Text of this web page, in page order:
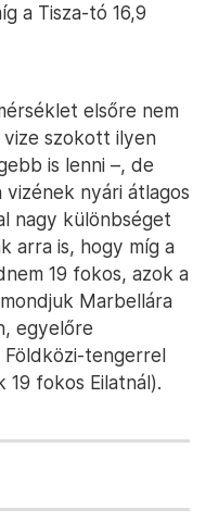
a Tisza-tó 16,9
elsőre nem
szokott ilyen
is lenni –, de
nyári átlagos
nagy különbséget
arra is, hogy míg a
19 fokos, azok a
Marbellára
egyelőre
tengerrel
19 fokos Eilatnál).